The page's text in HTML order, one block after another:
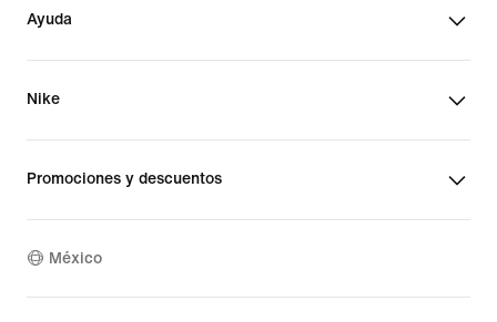
Ayuda
Nike
Promociones y descuentos
México